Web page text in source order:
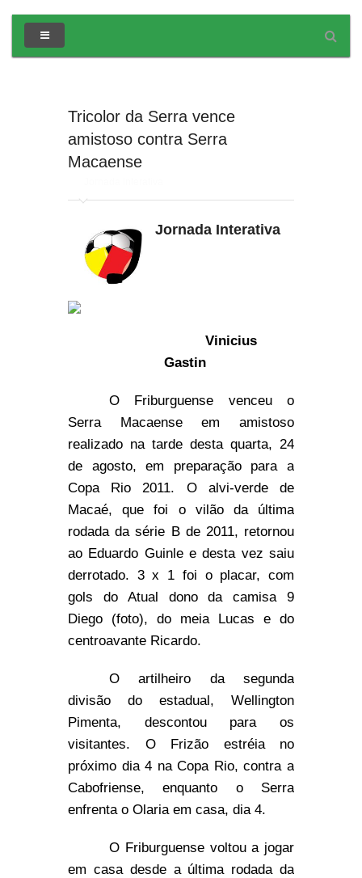
Tricolor da Serra vence
amistoso contra Serra
Macaense
Jornada Interativa
Vinicius
Gastin
O Friburguense venceu o
Serra Macaense em amistoso
realizado na tarde desta quarta, 24
de agosto, em preparação para a
Copa Rio 2011. O alvi-verde de
Macaé, que foi o vilão da última
rodada da série B de 2011, retornou
ao Eduardo Guinle e desta vez saiu
derrotado. 3 x 1 foi o placar, com
gols do Atual dono da camisa 9
Diego (foto), do meia Lucas e do
centroavante Ricardo.
O artilheiro da segunda
divisão do estadual, Wellington
Pimenta, descontou para os
visitantes. O Frizão estréia no
próximo dia 4 na Copa Rio, contra a
Cabofriense, enquanto o Serra
enfrenta o Olaria em casa, dia 4.
O Friburguense voltou a jogar
em casa desde a última rodada da